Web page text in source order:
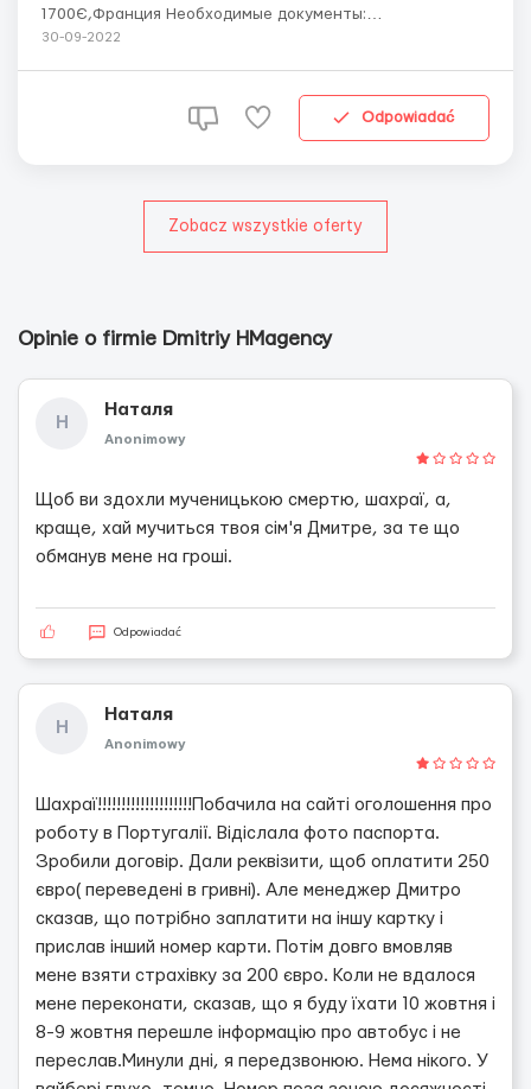
1700Є,Франция Необходимые документы:
-Биометрический паспорт -Рабочая виза из стран ЕС
плитки, столярные работы, монтаж и демонтаж окон и
30-09-2022
Odpowiadać
Zobacz wszystkie oferty
Opinie o firmie Dmitriy HMagency
Н
Наталя
Anonimowy
Щоб ви здохли мученицькою смертю, шахраї, а,
краще, хай мучиться твоя сім'я Дмитре, за те що
обманув мене на гроші.
Odpowiadać
Н
Наталя
Anonimowy
Шахраї!!!!!!!!!!!!!!!!!!!!Побачила на сайті оголошення про
роботу в Португалії. Відіслала фото паспорта.
Зробили договір. Дали реквізити, щоб оплатити 250
євро( переведені в гривні). Але менеджер Дмитро
сказав, що потрібно заплатити на іншу картку і
прислав інший номер карти. Потім довго вмовляв
мене взяти страхівку за 200 євро. Коли не вдалося
мене переконати, сказав, що я буду їхати 10 жовтня і
8-9 жовтня перешле інформацію про автобус і не
переслав.Минули дні, я передзвонюю. Нема нікого. У